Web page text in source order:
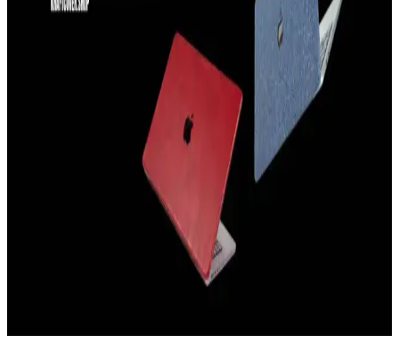
İPhone 14 Plus için dayanıklı, şık ve koruma sağlayan kılıf
önerileriyle cihazınızı güvenle kullanın, malzeme ve tasarım
seçenekleriyle kişisel tarzınıza uygun modelleri keşfedin.
iPhone 15 Pro Kamera Koruma Kılıfları: Tasarım
iPhone 15 Pro için tasarlanan kamera koruma kılıfları, lensleri
çizilmelere ve darbelere karşı korurken, hafif ve estetik yapısıyla
kullanım kolaylığı sağlar.
Elektronik Cihazlar İçin En İyi Kılıf Seçenekleri ve
Koruma Özellikleri Rehberi
Elektronik cihazların güvenliği ve estetiği için doğru kılıf seçimi
önemlidir. Bu rehberde, çeşitli materyaller ve koruma özellikleri